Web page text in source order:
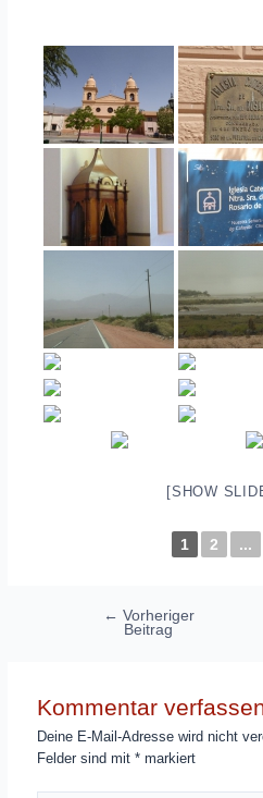
[SHOW
1 2 ...
Beitragsnavigation
← Vorheriger
Beitrag
Kommentar
Deine E-Mail-Adresse wird nicht
Felder sind mit* markiert